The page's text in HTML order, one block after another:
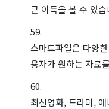
큰 이득을 볼 수 있습
스마트파일은 다양
용자가 원하는 자료
최신영화, 드라마,